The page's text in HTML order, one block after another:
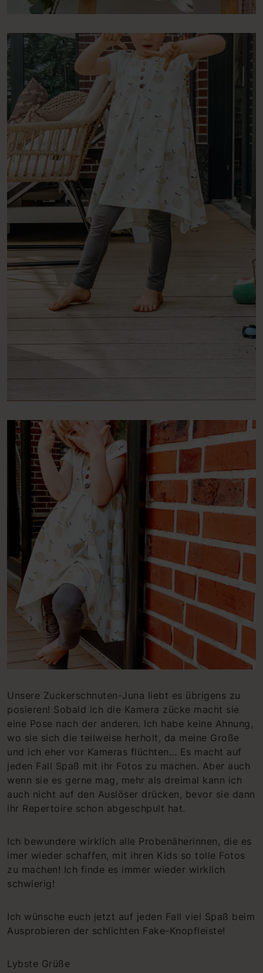
Unsere Zuckerschnuten-Juna liebt es übrigens zu
posieren! Sobald ich die Kamera zücke macht sie
eine Pose nach der anderen. Ich habe keine Ahnung,
wo sie sich die teilweise herholt, da meine Große
und ich eher vor Kameras flüchten... Es macht auf
jeden Fall Spaß mit ihr Fotos zu machen. Aber auch
wenn sie es gerne mag, mehr als dreimal kann ich
auch nicht auf den Auslöser drücken, bevor sie dann
ihr Repertoire schon abgeschpult hat.
Ich bewundere wirklich alle Probenäherinnen, die es
imer wieder schaffen, mit ihren Kids so tolle Fotos
zu machen! Ich finde es immer wieder wirklich
schwierig!
Ich wünsche euch jetzt auf jeden Fall viel Spaß beim
Ausprobieren der schlichten Fake-Knopfleiste!
Lybste Grüße